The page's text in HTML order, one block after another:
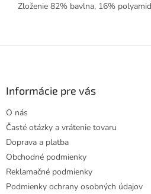
Zloženie 82% bavlna, 16%
Informácie pre vás
O nás
Časté otázky a vrátenie tovaru
Doprava a platba
Obchodné podmienky
Reklamačné podmienky
Podmienky ochrany osobných údajov